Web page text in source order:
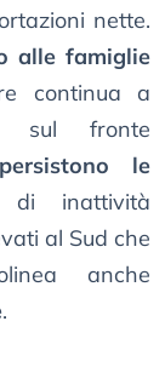
nette.
alle famiglie
continua a
sul fronte
persistono le
inattività
al Sud che
anche
.